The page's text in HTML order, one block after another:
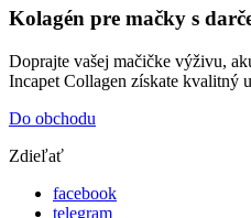
Kolagén pre mačky s
Doprajte vašej mačičke výživu,
Incapet Collagen získate kvalitný
Do obchodu
Zdieľať
facebook
telegram